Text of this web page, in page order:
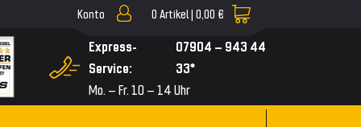
Konto 0 Artikel | 0,00 €
Express-
Service:
07904 – 943 44
33*
Mo. – Fr. 10 – 14 Uhr